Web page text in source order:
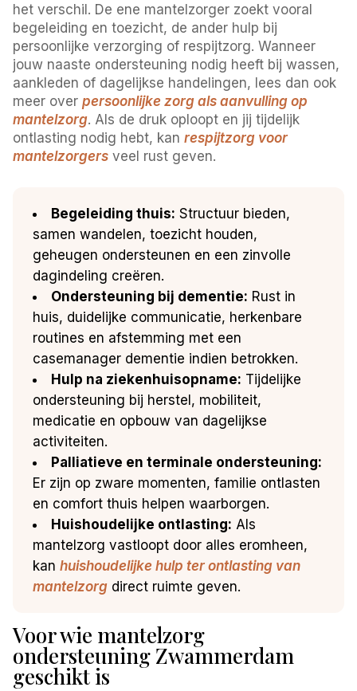
het verschil. De ene mantelzorger zoekt vooral
begeleiding en toezicht, de ander hulp bij
persoonlijke verzorging of respijtzorg. Wanneer
jouw naaste ondersteuning nodig heeft bij wassen,
aankleden of dagelijkse handelingen, lees dan ook
meer overpersoonlijke zorg als aanvulling op
mantelzorg. Als de druk oploopt en jij tijdelijk
ontlasting nodig hebt, kanrespijtzorg voor
mantelzorgers veel rust geven.
Begeleiding thuis: Structuur bieden,
samen wandelen, toezicht houden,
geheugen ondersteunen en een zinvolle
dagindeling creëren.
Ondersteuning bij dementie: Rust in
huis, duidelijke communicatie, herkenbare
routines en afstemming met een
casemanager dementie indien betrokken.
Hulp na ziekenhuisopname: Tijdelijke
ondersteuning bij herstel, mobiliteit,
medicatie en opbouw van dagelijkse
activiteiten.
Palliatieve en terminale ondersteuning:
Er zijn op zware momenten, familie ontlasten
en comfort thuis helpen waarborgen.
Huishoudelijke ontlasting: Als
mantelzorg vastloopt door alles eromheen,
kanhuishoudelijke hulp ter ontlasting van
mantelzorg direct ruimte geven.
Voor wie mantelzorg
ondersteuning Zwammerdam
geschikt is